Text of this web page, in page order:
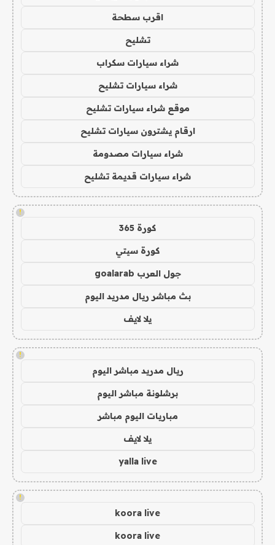
اقرب سطحة
تشليح
شراء سيارات سكراب
شراء سيارات تشليح
موقع شراء سيارات تشليح
ارقام يشترون سيارات تشليح
شراء سيارات مصدومة
شراء سيارات قديمة تشليح
!
كورة 365
كورة سيتي
جول العرب goalarab
بث مباشر ريال مدريد اليوم
يلا لايف
!
ريال مدريد مباشر اليوم
برشلونة مباشر اليوم
مباريات اليوم مباشر
يلا لايف
yalla live
!
koora live
koora live